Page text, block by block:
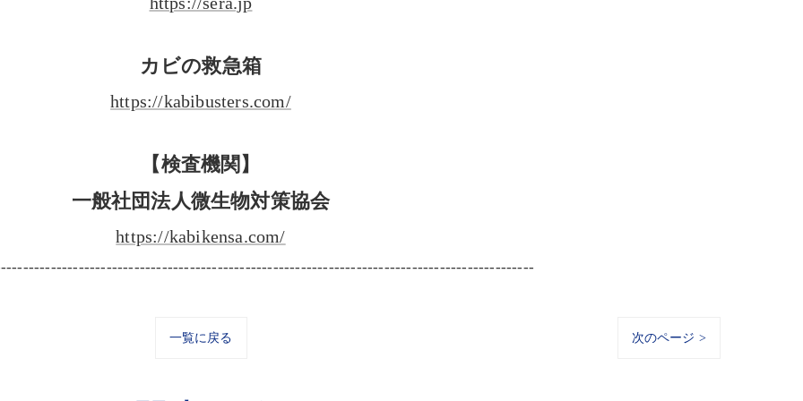
カビの救急箱
https://kabibusters.com/
【検査機関】
一般社団法人微生物対策協会
https://kabikensa.com/
一覧に戻る 次のページ >